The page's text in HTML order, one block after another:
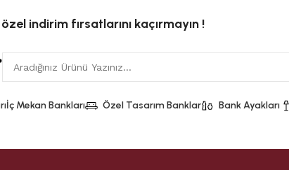
indirim fırsatlarını kaçırmayın !
İç Mekan Bankları Özel Tasarım Banklar Bank Ayakları